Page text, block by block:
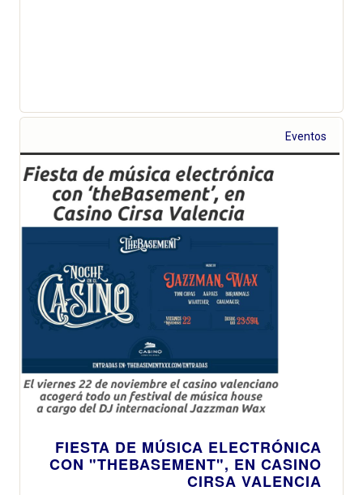
Eventos
FIESTA DE MÚSICA ELECTRÓNICA
CON "THEBASEMENT", EN CASINO
CIRSA VALENCIA